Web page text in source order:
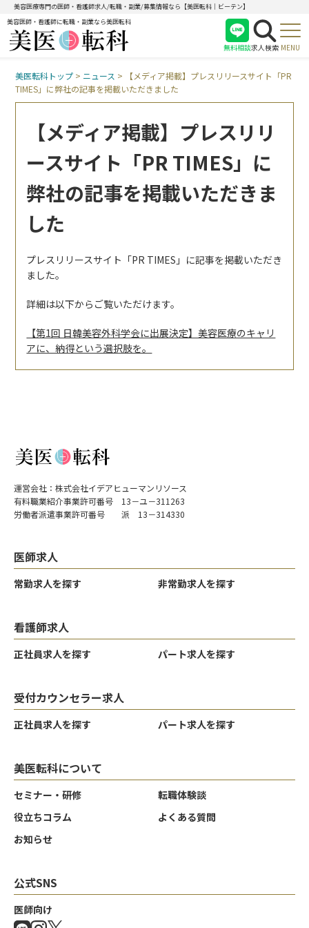
美容医療専門の医師・看護師求人/転職・副業/募集情報なら【美医転科｜ビーテン】
美容医師・看護師に転職・副業なら美医転科
無料相談
医師
看護師
求人検索 MENU
美医転科トップ > ニュース >
【メディア掲載】プレスリリースサイト「PR
TIMES」に弊社の記事を掲載いただきました
【メディア掲載】プレスリリ
ースサイト「PR TIMES」に
弊社の記事を掲載いただきま
した
プレスリリースサイト「PR TIMES」に記事を掲載いただき
ました。
詳細は以下からご覧いただけます。
【第1回 日韓美容外科学会に出展決定】美容医療のキャリ
アに、納得という選択肢を。
運営会社：株式会社イデアヒューマンリソース
有料職業紹介事業許可番号 13－ユ－311263
労働者派遣事業許可番号 派 13－314330
医師求人
常勤求人を探す 非常勤求人を探す
看護師求人
正社員求人を探す パート求人を探す
受付カウンセラー求人
正社員求人を探す パート求人を探す
美医転科について
セミナー・研修
転職体験談
役立ちコラム
よくある質問
お知らせ
公式SNS
医師向け